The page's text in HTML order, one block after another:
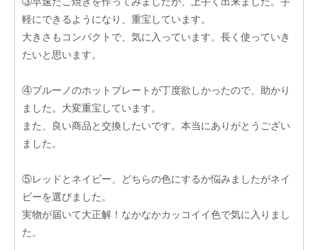
軽にできるようになり、重宝しています。
大きさもコンパクトで、気に入っています。長く使っていき
たいと思います。
④ブルーノのホットプレートが丁度欲しかったので、助かり
ました。大変重宝しています。
また、良い商品と交換したいです。本当にありがとうござい
ました。
⑤レッドとネイビー、どちらの色にするか悩みましたがネイ
ビーを選びました。
実物が届いて大正解！なかなかカッコイイ色で気に入りまし
た。